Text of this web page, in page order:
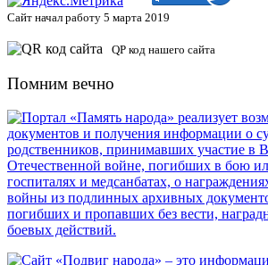
Сайт начал работу 5 марта 2019
QP код нашего сайта
Помним вечно